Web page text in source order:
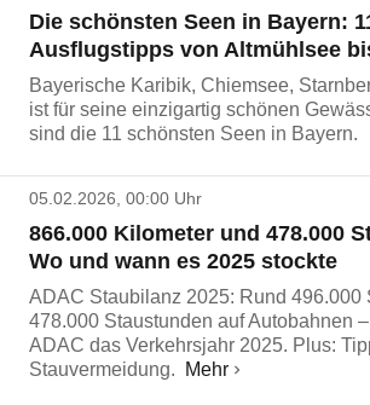
Die schönsten Seen in Bayern:
Ausflugstipps von Altmühlsee
Bayerische Karibik, Chiemsee,
ist für seine einzigartig schönen
sind die 11 schönsten Seen in Bayern.
05.02.2026, 00:00 Uhr
866.000 Kilometer und 478.000
Wo und wann es 2025 stockte
ADAC Staubilanz 2025: Rund 496.000
478.000 Staustunden auf Autobahnen
ADAC das Verkehrsjahr 2025. Plus:
Stauvermeidung.
Mehr